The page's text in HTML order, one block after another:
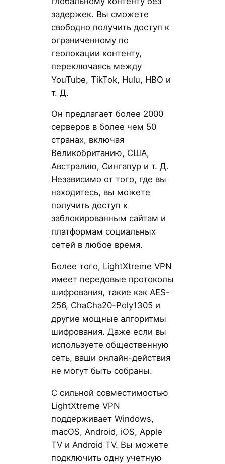
задержек. Вы сможете
свободно получить доступ к
ограниченному по
геолокации контенту,
переключаясь между
YouTube, TikTok, Hulu, HBO и
т. Д.
Он предлагает более 2000
серверов в более чем 50
странах, включая
Великобританию, США,
Австралию, Сингапур и т. Д.
Независимо от того, где вы
находитесь, вы можете
получить доступ к
заблокированным сайтам и
платформам социальных
сетей в любое время.
Более того, LightXtreme VPN
имеет передовые протоколы
шифрования, такие как AES-
256, ChaCha20-Poly1305 и
другие мощные алгоритмы
шифрования. Даже если вы
используете общественную
сеть, ваши онлайн-действия
не могут быть собраны.
С сильной совместимостью
LightXtreme VPN
поддерживает Windows,
macOS, Android, iOS, Apple
TV и Android TV. Вы можете
подключить одну учетную